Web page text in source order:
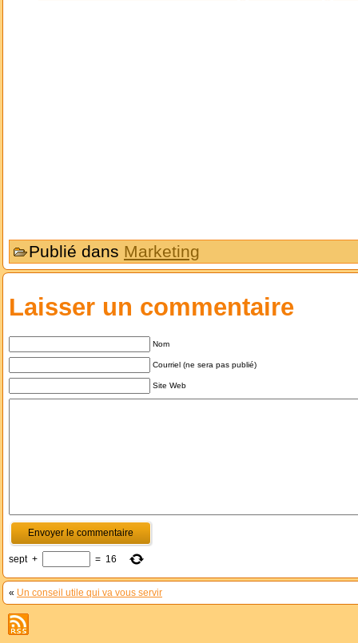
Publié dans Marketing
Laisser un commentaire
Nom
Courriel (ne sera pas publié)
Site Web
sept + = 16
« Un conseil utile qui va vous servir